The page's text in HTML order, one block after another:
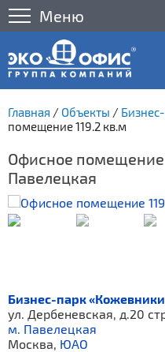
Меню
Главная / Объекты /
помещение 119.2 кв.м
Офисное помещение
Павелецкая
Бизнес-парк
ул. Дербеневская, д.20
м. Павелецкая
Москва, ЮАО